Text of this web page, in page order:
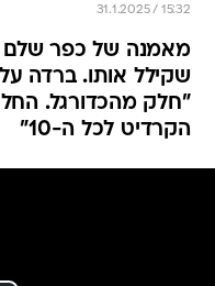
31.1.2025 / 15:32
מאמנה של כפר שלם
שקילל אותו. ברדה
"חלק מהכדורגל.
הקרדיט לכל ה-10"